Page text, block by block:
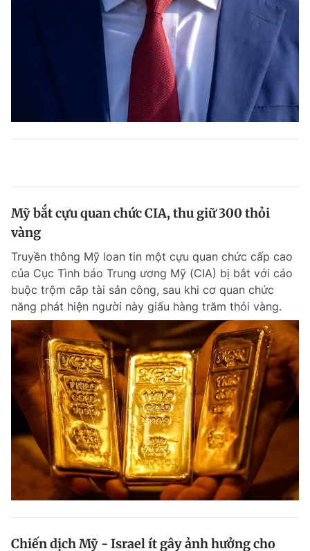
Mỹ bắt cựu quan chức CIA, thu giữ 300 thỏi
vàng
Truyền thông Mỹ loan tin một cựu quan chức cấp cao
của Cục Tình báo Trung ương Mỹ (CIA) bị bắt với cáo
buộc trộm cắp tài sản công, sau khi cơ quan chức
năng phát hiện người này giấu hàng trăm thỏi vàng.
Chiến dịch Mỹ - Israel ít gây ảnh hưởng cho